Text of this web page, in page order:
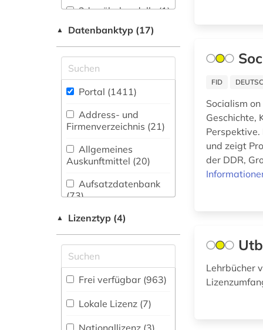
Vermessungswesen
(84)
Biologie,
Biotechnologie (95)
Bibliothekswesen,
Informationswissenschaft
Chemie und
Elektrotechnik,
Elektronik,
Nachrichtentechnik (34)
Energietechnik (51)
Ethnologie (57)
Fakultät EMI (4)
3d-möbelmodelle (1)
abbau (1)
abbildung (1)
abfallrecht (2)
abgeordneter (1)
abraham geiger
kolle (1)
abrüstung (1)
abschnitt 1 (1)
abschnitt 2 (1)
absolvent (1)
abwasser (1)
abwassertechnologie
▲ Datenbanktyp (17)
Portal (1411)
Address- und
Firmenverzeichnis (21)
Allgemeines
Auskunftmittel (20)
Aufsatzdatenbank
(73)
Bestandsverzeichnis
Biographische
Datenbank (44)
Buchhandelsverzeichnis
▲ Lizenztyp (4)
Frei verfügbar (963)
Lokale Lizenz (7)
FID
Socialism
Geschichte,
und zeigt
der DDR,
Lehrbücher